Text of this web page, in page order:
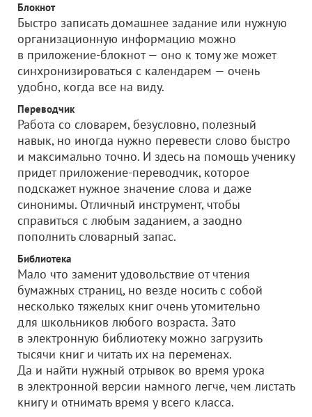
Блокнот
Быстро записать домашнее задание или нужную
организационную информацию можно
в приложение-блокнот — оно к тому же может
синхронизироваться с календарем — очень
удобно, когда все на виду.
Переводчик
Работа со словарем, безусловно, полезный
навык, но иногда нужно перевести слово быстро
и максимально точно. И здесь на помощь ученику
придет приложение-переводчик, которое
подскажет нужное значение слова и даже
синонимы. Отличный инструмент, чтобы
справиться с любым заданием, а заодно
пополнить словарный запас.
Библиотека
Мало что заменит удовольствие от чтения
бумажных страниц, но везде носить с собой
несколько тяжелых книг очень утомительно
для школьников любого возраста. Зато
в электронную библиотеку можно загрузить
тысячи книг и читать их на переменах.
Да и найти нужный отрывок во время урока
в электронной версии намного легче, чем листать
книгу и отнимать время у всего класса.